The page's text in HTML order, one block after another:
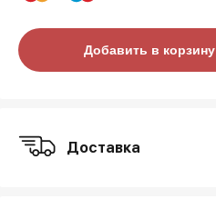
Цена за багетДобавить в корзину
Доставка